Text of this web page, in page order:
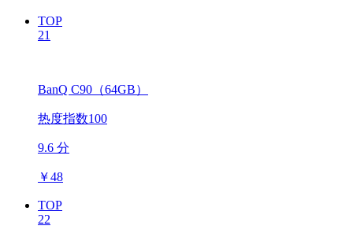
TOP
21
BanQ C90（64GB）
热度指数100
9.6 分
￥48
TOP
22